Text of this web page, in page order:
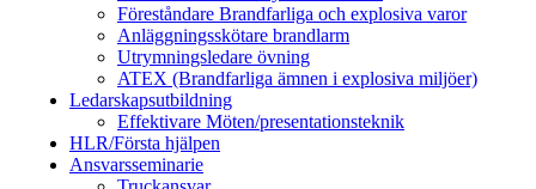
Föreståndare Brandfarliga och explosiva varor
Anläggningsskötare brandlarm
Utrymningsledare övning
ATEX (Brandfarliga ämnen i explosiva miljöer)
Ledarskapsutbildning
Effektivare Möten/presentationsteknik
HLR/Första hjälpen
Ansvarsseminarie